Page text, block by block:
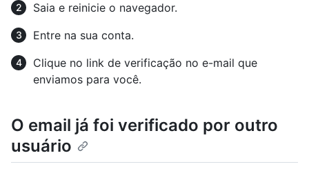
Saia e reinicie o navegador.
Entre na sua conta.
Clique no link de verificação no e-mail que
enviamos para você.
O email já foi verificado por outro
usuário